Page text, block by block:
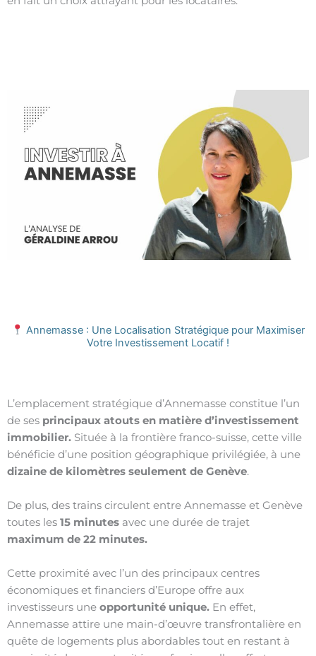
Annemasse : Une Localisation Stratégique pour Maximiser
Votre Investissement Locatif !
L’emplacement stratégique d’Annemasse constitue l’un
de ses principaux atouts en matière d’investissement
immobilier. Située à la frontière franco-suisse, cette ville
bénéficie d’une position géographique privilégiée, à une
dizaine de kilomètres seulement de Genève.
De plus, des trains circulent entre Annemasse et Genève
toutes les 15 minutes avec une durée de trajet
maximum de 22 minutes.
Cette proximité avec l’un des principaux centres
économiques et financiers d’Europe offre aux
investisseurs une opportunité unique. En effet,
Annemasse attire une main-d’œuvre transfrontalière en
quête de logements plus abordables tout en restant à